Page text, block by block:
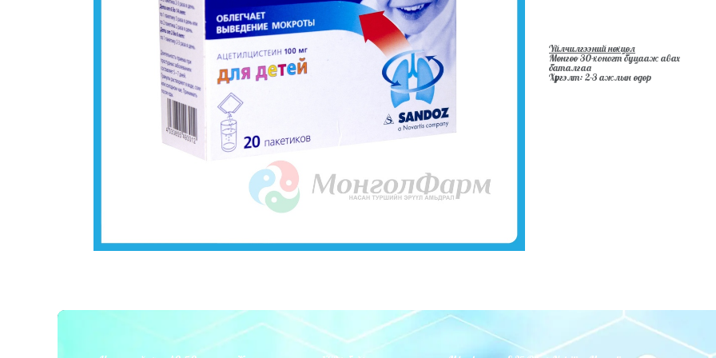
Үйлчилгээний нөхцөл
Мөнгөө 30-хоногт буцааж авах
баталгаа
Хүргэлт: 2-3 ажлын өдөр